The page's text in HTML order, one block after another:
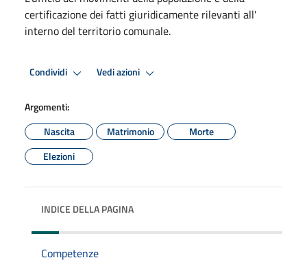
certificazione dei fatti giuridicamente rilevanti all'
interno del territorio comunale.
Condividi Vedi azioni
Argomenti:
Nascita
Matrimonio
Morte
Elezioni
INDICE DELLA PAGINA
Competenze